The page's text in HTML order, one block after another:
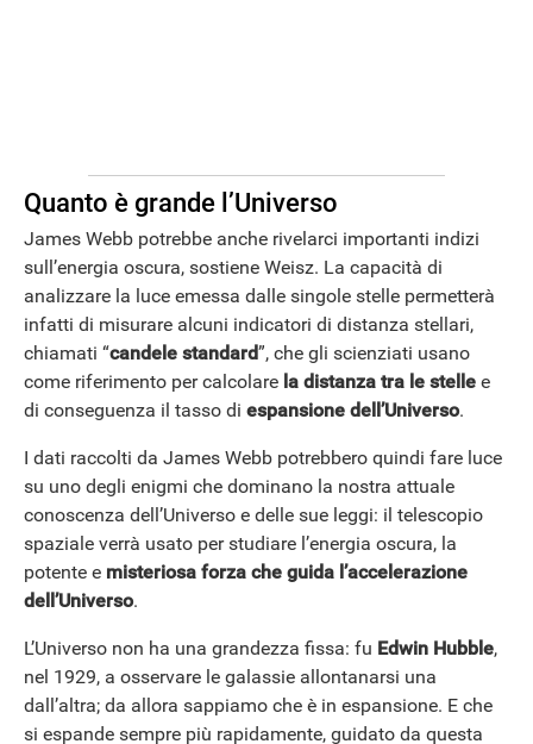
Quanto è grande l’Universo
James Webb potrebbe anche rivelarci importanti indizi
sull’energia oscura, sostiene Weisz. La capacità di
analizzare la luce emessa dalle singole stelle permetterà
infatti di misurare alcuni indicatori di distanza stellari,
chiamati “candele standard”, che gli scienziati usano
come riferimento per calcolare la distanza tra le stelle e
di conseguenza il tasso di espansione dell’Universo.
I dati raccolti da James Webb potrebbero quindi fare luce
su uno degli enigmi che dominano la nostra attuale
conoscenza dell’Universo e delle sue leggi: il telescopio
spaziale verrà usato per studiare l’energia oscura, la
potente e misteriosa forza che guida l’accelerazione
dell’Universo.
L’Universo non ha una grandezza fissa: fu Edwin Hubble,
nel 1929, a osservare le galassie allontanarsi una
dall’altra; da allora sappiamo che è in espansione. E che
si espande sempre più rapidamente, guidato da questa